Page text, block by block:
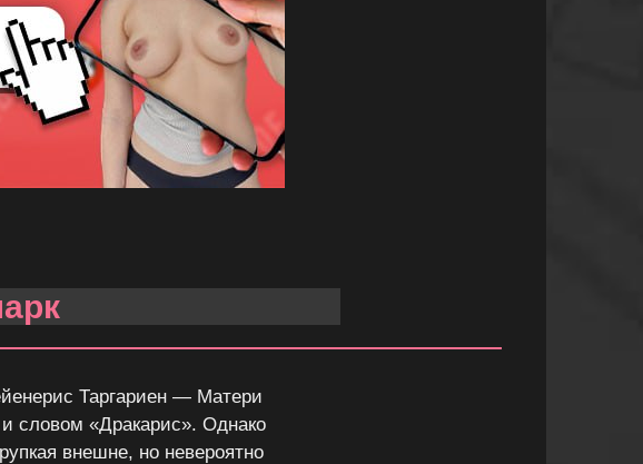
Таргариен — Матери
словом «Дракарис». Однако
внешне, но невероятно